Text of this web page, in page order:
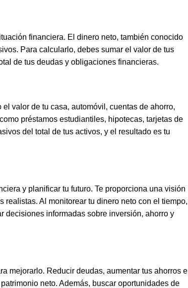
financiera. El dinero neto, también conocido
Para calcularlo, debes sumar el valor de tus
de tus deudas y obligaciones financieras.
valor de tu casa, automóvil, cuentas de ahorro,
préstamos estudiantiles, hipotecas, tarjetas de
del total de tus activos, y el resultado es tu
y planificar tu futuro. Te proporciona una visión
Al monitorear tu dinero neto con el tiempo,
decisiones informadas sobre inversión, ahorro y
mejorarlo. Reducir deudas, aumentar tus ahorros e
neto. Además, buscar oportunidades de